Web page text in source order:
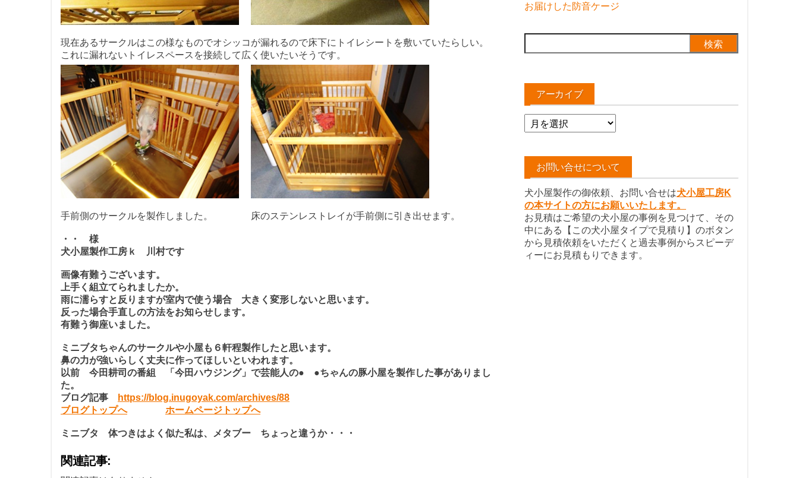
現在あるサークルはこの様なものでオシッコが漏れるので床下にトイレシートを敷いていたらしい。
これに漏れないトイレスペースを接続して広く使いたいそうです。
手前側のサークルを製作しました。 床のステンレストレイが手前側に引き出せます。
・・ 様
犬小屋製作工房ｋ 川村です
画像有難うございます。
上手く組立てられましたか。
雨に濡らすと反りますが室内で使う場合 大きく変形しないと思います。
反った場合手直しの方法をお知らせします。
有難う御座いました。
ミニブタちゃんのサークルや小屋も６軒程製作したと思います。
鼻の力が強いらしく丈夫に作ってほしいといわれます。
以前 今田耕司の番組 「今田ハウジング」で芸能人の● ●ちゃんの豚小屋を製作した事がありまし
た。
ブログ記事
https://blog.inugoyak.com/archives/88
ブログトップへ
ホームページトップへ
ミニブタ 体つきはよく似た私は、メタブー ちょっと違うか・・・
関連記事:
お届けした防音ケージ
索:
アーカイブ
ア
ー
イ
お問い合せについて
犬小屋製作の御依頼、お問い合せは犬小屋工房K
の本サイトの方にお願いいたします。
お見積はご希望の犬小屋の事例を見つけて、その
中にある【この犬小屋タイプで見積り】のボタン
から見積依頼をいただくと過去事例からスピーデ
ィーにお見積もりできます。